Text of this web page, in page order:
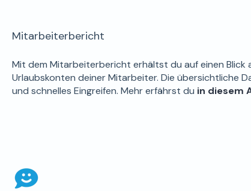
Mitarbeiterbericht
Mit dem Mitarbeiterbericht erhältst du auf einen Blick
Urlaubskonten deiner Mitarbeiter. Die übersichtliche
und schnelles Eingreifen. Mehr erfährst du in diesem